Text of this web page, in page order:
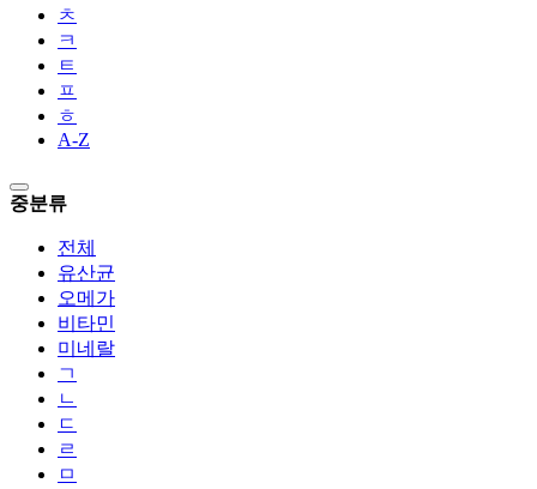
ㅊ
ㅋ
ㅌ
ㅍ
ㅎ
A-Z
중분류
전체
유산균
오메가
비타민
미네랄
ㄱ
ㄴ
ㄷ
ㄹ
ㅁ